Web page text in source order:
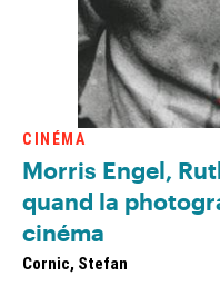
CINÉMA
Morris Engel,
quand la
cinéma
Cornic, Stefan